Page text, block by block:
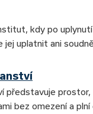
kdy po
jej uplatnit ani
představuje prostor,
bez omezení a